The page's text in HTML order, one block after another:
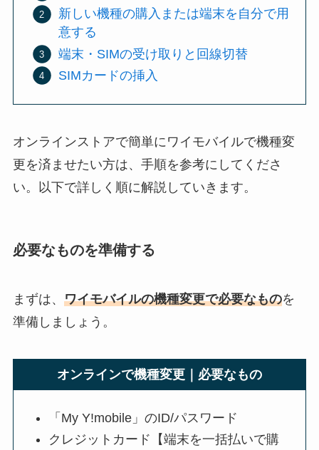
新しい機種の購入または端末を自分で用
意する
端末・SIMの受け取りと回線切替
SIMカードの挿入
オンラインストアで簡単にワイモバイルで機種変
更を済ませたい方は、手順を参考にしてくださ
い。以下で詳しく順に解説していきます。
必要なものを準備する
まずは、 ワイモバイルの機種変更で必要なものを
準備しましょう。
オンラインで機種変更｜必要なもの
「My Y!mobile」のID/パスワード
クレジットカード【端末を一括払いで購